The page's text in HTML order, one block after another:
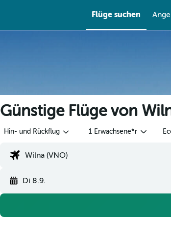
Flüge suchen
Günstige Flüge von
Hin- und Rückflug 1 Erwachsene*r
Di 8.9.